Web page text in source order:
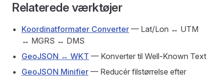
Relaterede værktøjer
Koordinatformater Converter — Lat/Lon ↔ UTM
↔ MGRS ↔ DMS
GeoJSON ↔ WKT — Konverter til Well-Known Text
GeoJSON Minifier — Reducér filstørrelse efter